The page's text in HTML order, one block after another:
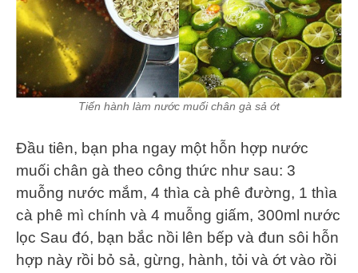
Tiến hành làm nước muối chân gà sả ớt
Đầu tiên, bạn pha ngay một hỗn hợp nước
muối chân gà theo công thức như sau: 3
muỗng nước mắm, 4 thìa cà phê đường, 1 thìa
cà phê mì chính và 4 muỗng giấm, 300ml nước
lọc Sau đó, bạn bắc nồi lên bếp và đun sôi hỗn
hợp này rồi bỏ sả, gừng, hành, tỏi và ớt vào rồi